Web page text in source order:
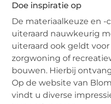
Doe inspiratie op
De materiaalkeuze en
uiteraard nauwkeurig
uiteraard ook geldt
zorgwoning of
bouwen. Hierbij
Op de website van
vindt u diverse